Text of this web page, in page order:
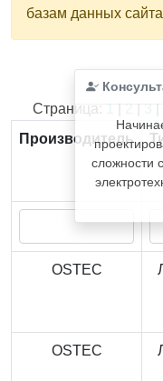
базам данных
сложности
Страница: 1 | 2 | 3 |
Производитель
OSTEC
OSTEC